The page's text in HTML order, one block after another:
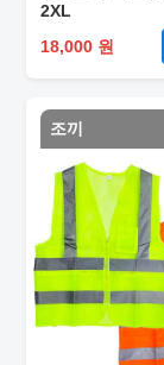
2XL
18,000 원
조끼